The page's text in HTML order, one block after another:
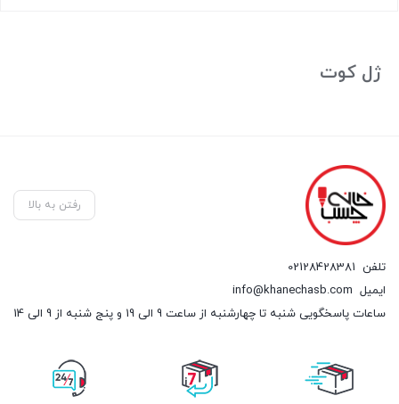
ژل کوت
رفتن به بالا
تلفن 02128428381
ایمیل info@khanechasb.com
ساعات پاسخگویی شنبه تا چهارشنبه از ساعت 9 الی 19 و پنج شنبه از 9 الی 14